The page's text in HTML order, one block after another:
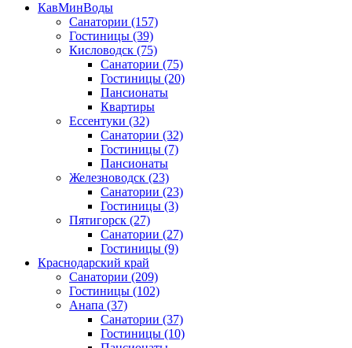
КавМинВоды
Санатории (157)
Гостиницы (39)
Кисловодск (75)
Санатории (75)
Гостиницы (20)
Пансионаты
Квартиры
Ессентуки (32)
Санатории (32)
Гостиницы (7)
Пансионаты
Железноводск (23)
Санатории (23)
Гостиницы (3)
Пятигорск (27)
Санатории (27)
Гостиницы (9)
Краснодарский край
Санатории (209)
Гостиницы (102)
Анапа (37)
Санатории (37)
Гостиницы (10)